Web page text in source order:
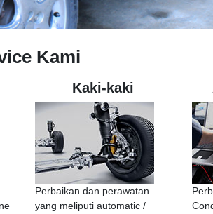
Kami
Kaki-kaki
Perbaikan dan perawatan
yang meliputi automatic /